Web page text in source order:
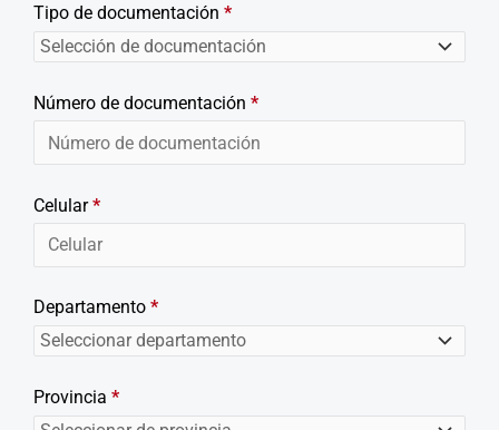
Tipo de documentación *
Número de documentación *
Celular*
Departamento *
Provincia *